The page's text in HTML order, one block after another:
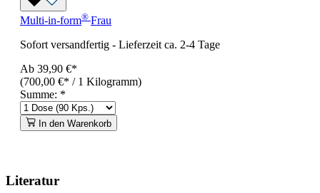
Multi-in-form® Frau
Sofort versandfertig - Lieferzeit ca. 2-4 Tage
Ab 39,90 €*
(700,00 €* / 1 Kilogramm)
Summe: *
In den Warenkorb
Literatur